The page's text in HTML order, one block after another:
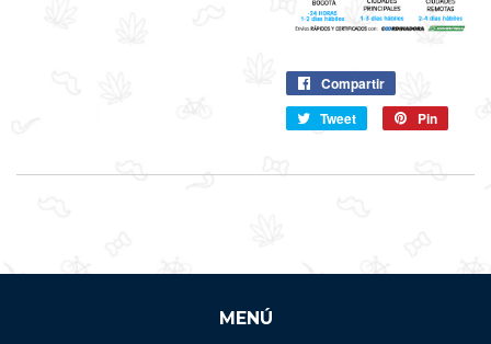
Compartir
en
Facebook
Tweet
CompartirPin
MENÚ